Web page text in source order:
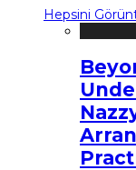
Hepsini